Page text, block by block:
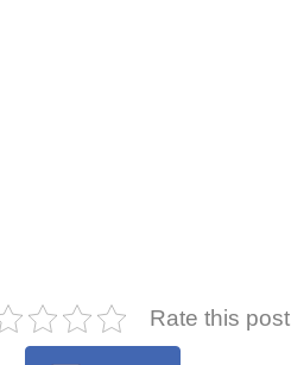
Rate this post